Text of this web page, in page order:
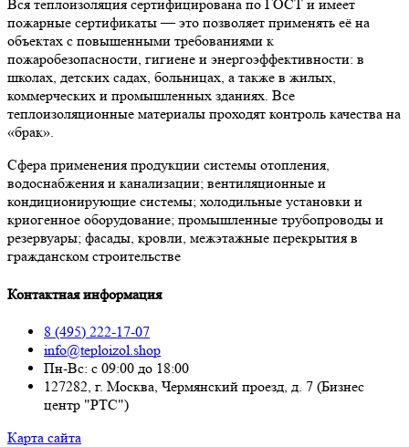
Вся теплоизоляция сертифицирована по ГОСТ и имеет
пожарные сертификаты — это позволяет применять её на
объектах с повышенными требованиями к
пожаробезопасности, гигиене и энергоэффективности: в
школах, детских садах, больницах, а также в жилых,
коммерческих и промышленных зданиях. Все
теплоизоляционные материалы проходят контроль качества на
«брак».
Сфера применения продукции системы отопления,
водоснабжения и канализации; вентиляционные и
кондиционирующие системы; холодильные установки и
криогенное оборудование; промышленные трубопроводы и
резервуары; фасады, кровли, межэтажные перекрытия в
гражданском строительстве
Контактная информация
8 (495) 222-17-07
info@teploizol.shop
Пн-Вс: с 09:00 до 18:00
127282, г. Москва, Чермянский проезд, д. 7 (Бизнес
центр "РТС")
Карта сайта